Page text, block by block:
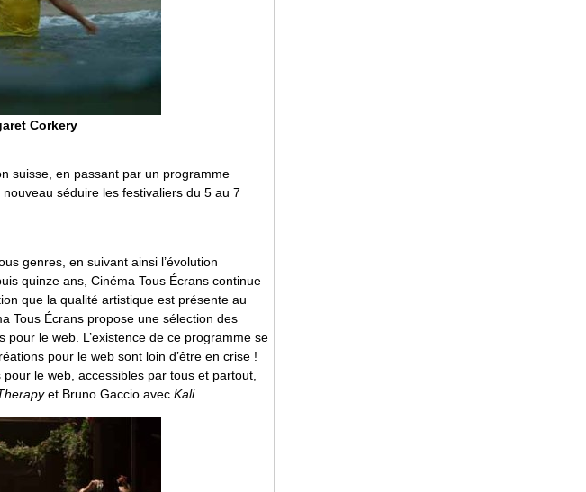
Corkery
suisse, en passant par un programme
séduire les festivaliers du 5 au 7
genres, en suivant ainsi l’évolution
quinze ans, Cinéma Tous Écrans continue
que la qualité artistique est présente au
Tous Écrans propose une sélection des
le web. L’existence de ce programme se
pour le web sont loin d’être en crise !
le web, accessibles par tous et partout,
et Bruno Gaccio avec Kali.